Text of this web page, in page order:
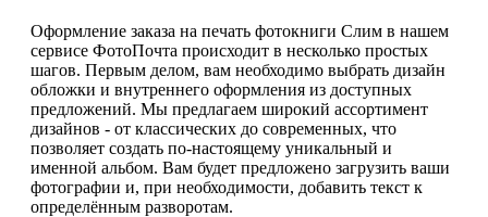
Оформление заказа на печать фотокниги Слим в нашем
сервисе ФотоПочта происходит в несколько простых
шагов. Первым делом, вам необходимо выбрать дизайн
обложки и внутреннего оформления из доступных
предложений. Мы предлагаем широкий ассортимент
дизайнов - от классических до современных, что
позволяет создать по-настоящему уникальный и
именной альбом. Вам будет предложено загрузить ваши
фотографии и, при необходимости, добавить текст к
определённым разворотам.